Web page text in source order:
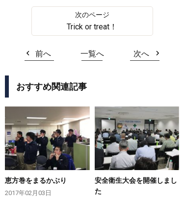
Trick or treat！
前へ 一覧へ 次へ
おすすめ関連記事
恵方巻をまるかぶり
2017年02月03日
安全衛生大会を開催しまし
た